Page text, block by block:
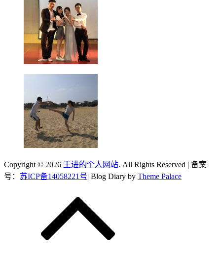
Copyright © 2026 王进的个人网站. All Rights Reserved | 备案
号： 苏ICP备14058221号| Blog Diary by Theme Palace